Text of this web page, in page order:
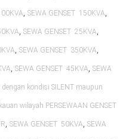
, SEWA GENSET 150KVA,
, SEWA GENSET 25KVA,
, SEWA GENSET 350KVA,
, SEWA GENSET 45KVA, SEWA
kondisi SILENT maupun
wilayah PERSEWAAN GENSET
, SEWA GENSET 50KVA, SEWA